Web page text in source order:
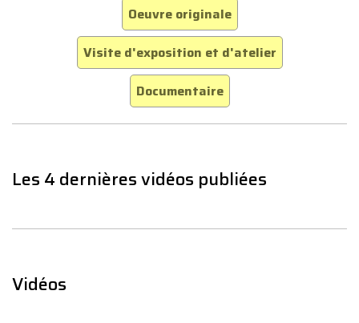
Oeuvre originale
Visite d'exposition et d'atelier
Documentaire
Les 4 dernières vidéos publiées
Vidéos